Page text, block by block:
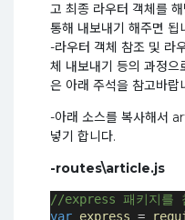
고 최종 라우터 객체를
통해 내보내기 해주면 됩
-라우터 객체 참조 및 라
체 내보내기 등의 과정으
은 아래 주석을 참고바랍
-아래 소스를 복사해서
넣기 합니다.
-routes\article.js
//express 패키지를
var express =